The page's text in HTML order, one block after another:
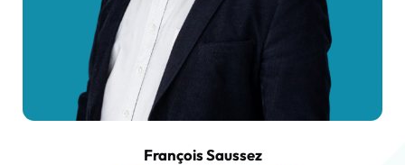
François Saussez